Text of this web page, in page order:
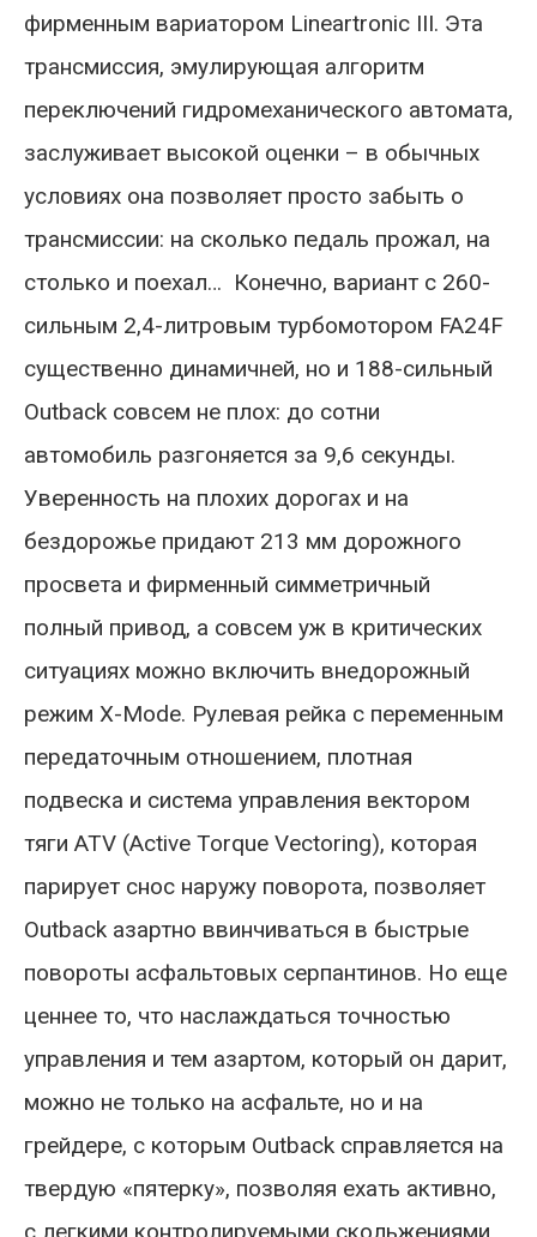
фирменным вариатором Lineartronic III. Эта
трансмиссия, эмулирующая алгоритм
переключений гидромеханического автомата,
заслуживает высокой оценки – в обычных
условиях она позволяет просто забыть о
трансмиссии: на сколько педаль прожал, на
столько и поехал… Конечно, вариант с 260-
сильным 2,4-литровым турбомотором FA24F
существенно динамичней, но и 188-сильный
Outback совсем не плох: до сотни
автомобиль разгоняется за 9,6 секунды.
Уверенность на плохих дорогах и на
бездорожье придают 213 мм дорожного
просвета и фирменный симметричный
полный привод, а совсем уж в критических
ситуациях можно включить внедорожный
режим X-Mode. Рулевая рейка с переменным
передаточным отношением, плотная
подвеска и система управления вектором
тяги ATV (Active Torque Vectoring), которая
парирует снос наружу поворота, позволяет
Outback азартно ввинчиваться в быстрые
повороты асфальтовых серпантинов. Но еще
ценнее то, что наслаждаться точностью
управления и тем азартом, который он дарит,
можно не только на асфальте, но и на
грейдере, с которым Outback справляется на
твердую «пятерку», позволяя ехать активно,